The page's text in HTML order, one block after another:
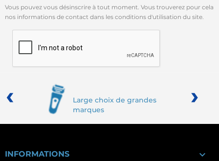
Vous pouvez vous désinscrire à tout moment. Vous trouverez pour cela
nos informations de contact dans les conditions d'utilisation du site.
Large choix de grandes
marques
‹ ›
INFORMATIONS 